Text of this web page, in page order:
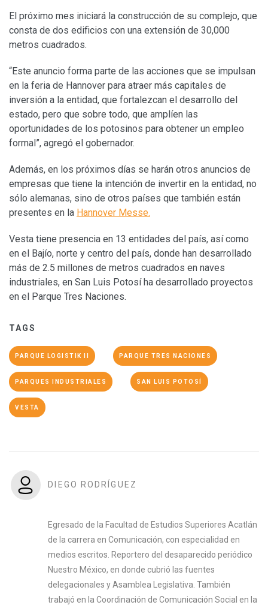
El próximo mes iniciará la construcción de su complejo, que
consta de dos edificios con una extensión de 30,000
metros cuadrados.
“Este anuncio forma parte de las acciones que se impulsan
en la feria de Hannover para atraer más capitales de
inversión a la entidad, que fortalezcan el desarrollo del
estado, pero que sobre todo, que amplíen las
oportunidades de los potosinos para obtener un empleo
formal”, agregó el gobernador.
Además, en los próximos días se harán otros anuncios de
empresas que tiene la intención de invertir en la entidad, no
sólo alemanas, sino de otros países que también están
presentes en la Hannover Messe.
Vesta tiene presencia en 13 entidades del país, así como
en el Bajío, norte y centro del país, donde han desarrollado
más de 2.5 millones de metros cuadrados en naves
industriales, en San Luis Potosí ha desarrollado proyectos
en el Parque Tres Naciones.
TAGS
PARQUE LOGISTIK II PARQUE TRES NACIONES
PARQUES INDUSTRIALES SAN LUIS POTOSÍ
VESTA
DIEGO RODRÍGUEZ
Egresado de la Facultad de Estudios Superiores Acatlán
de la carrera en Comunicación, con especialidad en
medios escritos. Reportero del desaparecido periódico
Nuestro México, en donde cubrió las fuentes
delegacionales y Asamblea Legislativa. También
trabajó en la Coordinación de Comunicación Social en la